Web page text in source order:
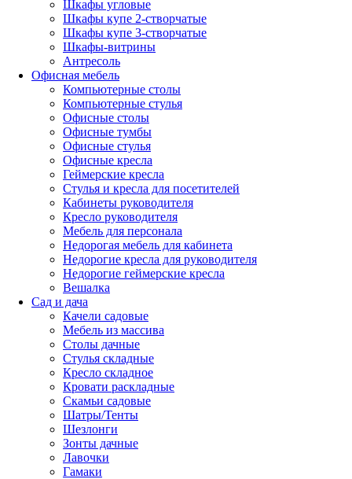
Шкафы угловые
Шкафы купе 2-створчатые
Шкафы купе 3-створчатые
Шкафы-витрины
Антресоль
Офисная мебель
Компьютерные столы
Компьютерные стулья
Офисные столы
Офисные тумбы
Офисные стулья
Офисные кресла
Геймерские кресла
Стулья и кресла для посетителей
Кабинеты руководителя
Кресло руководителя
Мебель для персонала
Недорогая мебель для кабинета
Недорогие кресла для руководителя
Недорогие геймерские кресла
Вешалка
Сад и дача
Качели садовые
Мебель из массива
Столы дачные
Стулья складные
Кресло складное
Кровати раскладные
Скамьи садовые
Шатры/Тенты
Шезлонги
Зонты дачные
Лавочки
Гамаки